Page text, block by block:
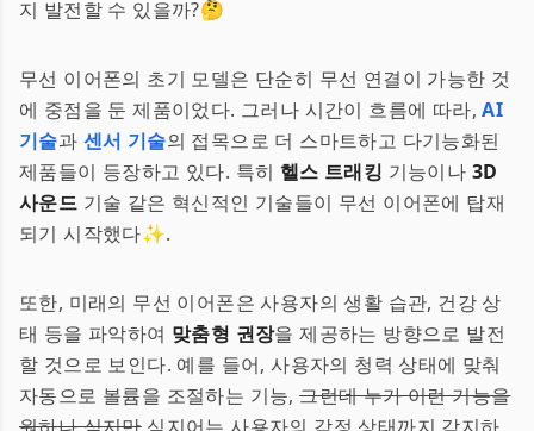
지 발전할 수 있을까?🤔
무선 이어폰의 초기 모델은 단순히 무선 연결이 가능한 것
에 중점을 둔 제품이었다. 그러나 시간이 흐름에 따라,AI
기술과 센서 기술의 접목으로 더 스마트하고 다기능화된
제품들이 등장하고 있다. 특히 헬스 트래킹 기능이나 3D
사운드 기술 같은 혁신적인 기술들이 무선 이어폰에 탑재
되기 시작했다✨.
또한, 미래의 무선 이어폰은 사용자의 생활 습관, 건강 상
태 등을 파악하여 맞춤형 권장을 제공하는 방향으로 발전
할 것으로 보인다. 예를 들어, 사용자의 청력 상태에 맞춰
자동으로 볼륨을 조절하는 기능,그런데 누가 이런 기능을